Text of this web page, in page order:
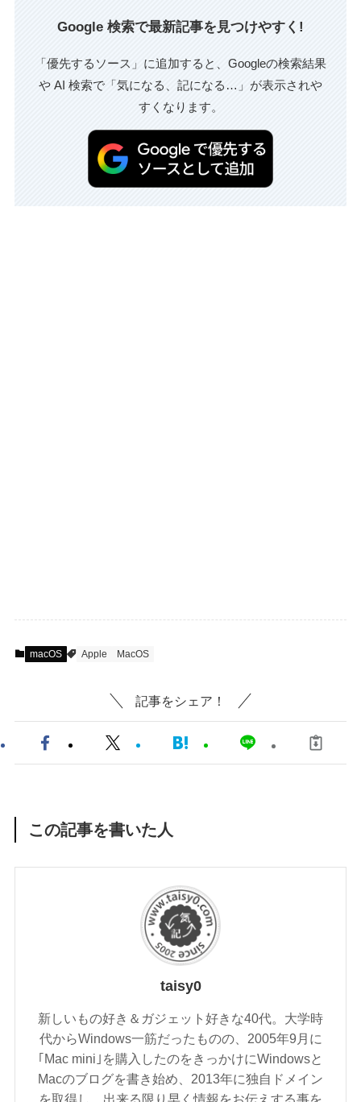
Google 検索で最新記事を見つけやすく!
「優先するソース」に追加すると、Googleの検索結果
や AI 検索で「気になる、記になる…」が表示されや
すくなります。
macOS Apple MacOS
記事をシェア！
この記事を書いた人
taisy0
新しいもの好き＆ガジェット好きな40代。大学時
代からWindows一筋だったものの、2005年9月に
｢Mac mini｣を購入したのをきっかけにWindowsと
Macのブログを書き始め、2013年に独自ドメイン
を取得し、出来る限り早く情報をお伝えする事を